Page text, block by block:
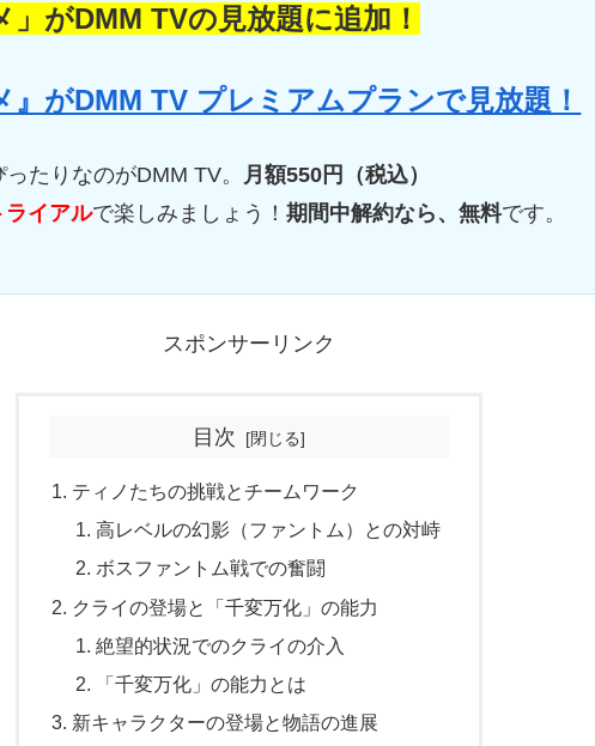
」がDMM TVの見放題に追加！
』がDMM TV プレミアムプランで見放題！
たりなのがDMM TV。 月額550円（税込）
ライアルで楽しみましょう！期間中解約なら、無料です。
スポンサーリンク
目次
ティノたちの挑戦とチームワーク
高レベルの幻影（ファントム）との対峙
ボスファントム戦での奮闘
クライの登場と「千変万化」の能力
絶望的状況でのクライの介入
「千変万化」の能力とは
新キャラクターの登場と物語の進展